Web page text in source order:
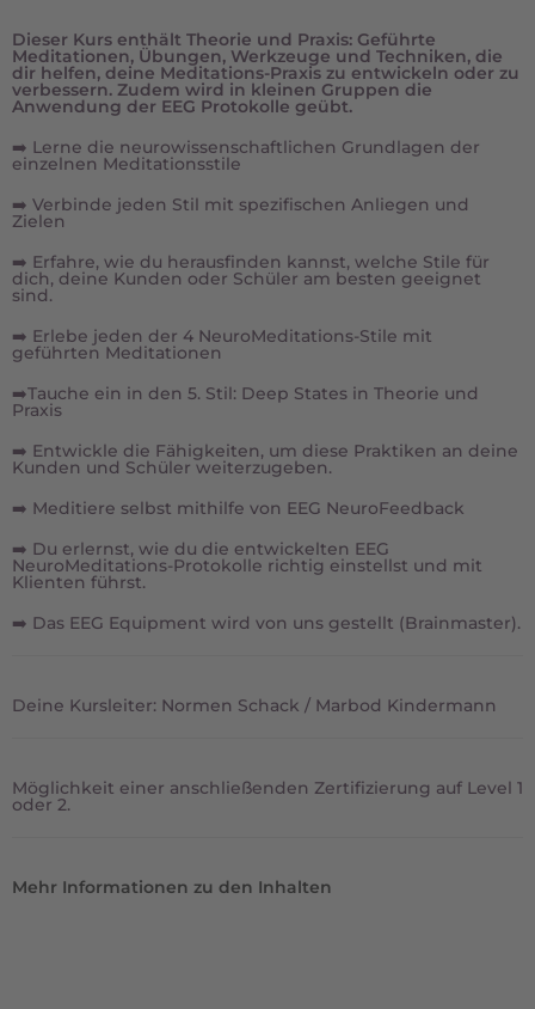
Dieser Kurs enthält Theorie und Praxis: Geführte
Meditationen, Übungen, Werkzeuge und Techniken, die
dir helfen, deine Meditations-Praxis zu entwickeln oder zu
verbessern. Zudem wird in kleinen Gruppen die
Anwendung der EEG Protokolle geübt.
➡️ Lerne die neurowissenschaftlichen Grundlagen der
einzelnen Meditationsstile
➡️ Verbinde jeden Stil mit spezifischen Anliegen und
Zielen
➡️ Erfahre, wie du herausfinden kannst, welche Stile für
dich, deine Kunden oder Schüler am besten geeignet
sind.
➡️ Erlebe jeden der 4 NeuroMeditations-Stile mit
geführten Meditationen
➡️Tauche ein in den 5. Stil: Deep States in Theorie und
Praxis
➡️ Entwickle die Fähigkeiten, um diese Praktiken an deine
Kunden und Schüler weiterzugeben.
➡️ Meditiere selbst mithilfe von EEG NeuroFeedback
➡️ Du erlernst, wie du die entwickelten EEG
NeuroMeditations-Protokolle richtig einstellst und mit
Klienten führst.
➡️ Das EEG Equipment wird von uns gestellt (Brainmaster).
Deine Kursleiter: Normen Schack / Marbod Kindermann
Möglichkeit einer anschließenden Zertifizierung auf Level 1
oder 2.
Mehr Informationen zu den Inhalten